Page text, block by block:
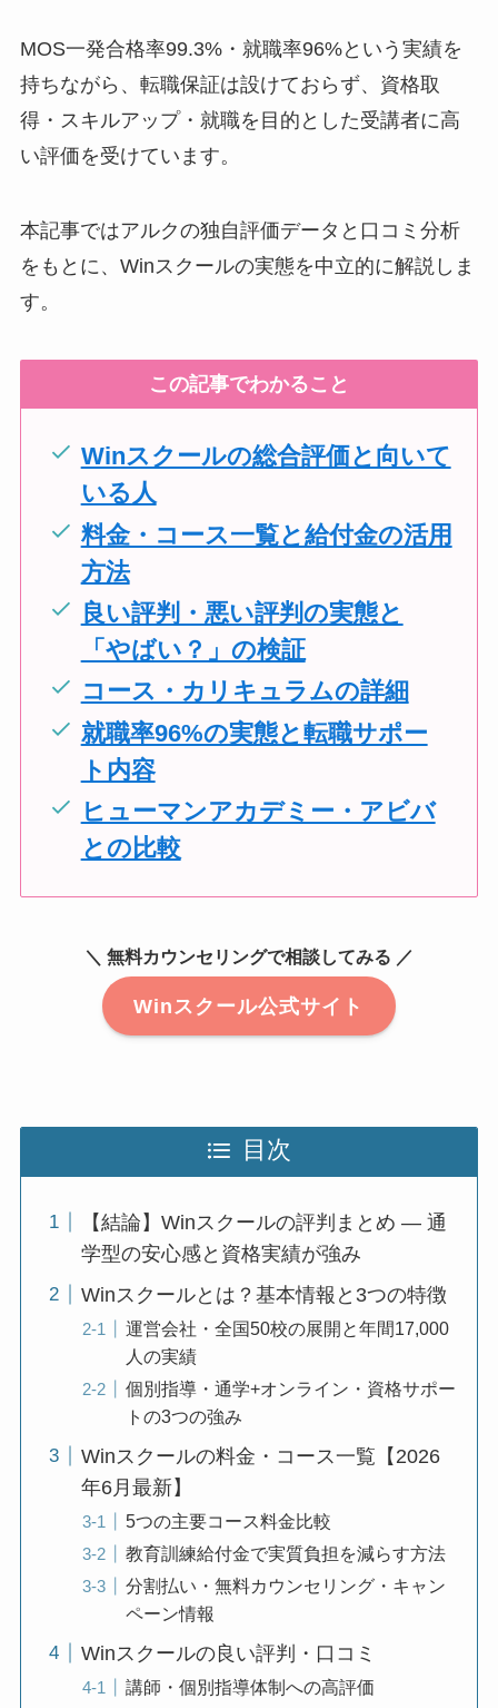
MOS一発合格率99.3%・就職率96%という実績を
持ちながら、転職保証は設けておらず、資格取
得・スキルアップ・就職を目的とした受講者に高
い評価を受けています。
本記事ではアルクの独自評価データと口コミ分析
をもとに、Winスクールの実態を中立的に解説しま
す。
この記事でわかること
Winスクールの総合評価と向いて
いる人
料金・コース一覧と給付金の活用
方法
良い評判・悪い評判の実態と
「やばい？」の検証
コース・カリキュラムの詳細
就職率96%の実態と転職サポー
ト内容
ヒューマンアカデミー・アビバ
との比較
＼ 無料カウンセリングで相談してみる ／
Winスクール公式サイト
目次
【結論】Winスクールの評判まとめ — 通
学型の安心感と資格実績が強み
Winスクールとは？基本情報と3つの特徴
運営会社・全国50校の展開と年間17,000
人の実績
個別指導・通学+オンライン・資格サポー
トの3つの強み
Winスクールの料金・コース一覧【2026
年6月最新】
5つの主要コース料金比較
教育訓練給付金で実質負担を減らす方法
分割払い・無料カウンセリング・キャン
ペーン情報
Winスクールの良い評判・口コミ
講師・個別指導体制への高評価